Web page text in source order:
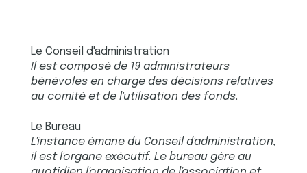
Le Conseil d'administration
Il est composé de 19 administrateurs
bénévoles en charge des décisions relatives
au comité et de l'utilisation des fonds.
Le Bureau
L'instance émane du Conseil d'administration,
il est l'organe exécutif. Le bureau gère au